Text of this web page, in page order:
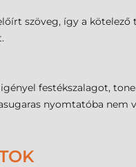
szöveg, így a
festékszalagot,
nyomtatóba